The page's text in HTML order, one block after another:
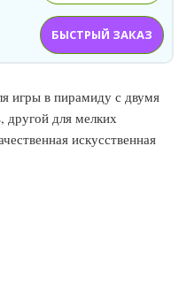
БЫСТРЫЙ ЗАКАЗ
игры в пирамиду с двумя
другой для мелких
искусственная